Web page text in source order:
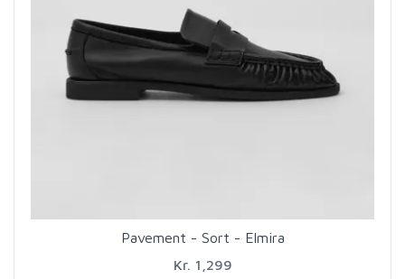
Pavement - Sort - Elmira
Kr. 1,299